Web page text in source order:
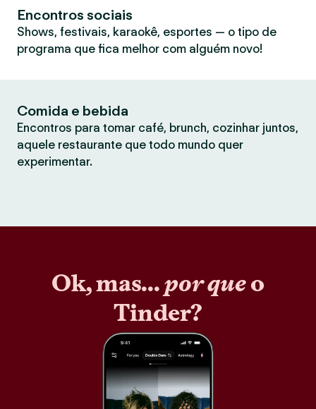
Encontros sociais
Shows, festivais, karaokê, esportes — o tipo de
programa que fica melhor com alguém novo!
Comida e bebida
Encontros para tomar café, brunch, cozinhar juntos,
aquele restaurante que todo mundo quer
experimentar.
Ok, mas...por queo
Tinder?